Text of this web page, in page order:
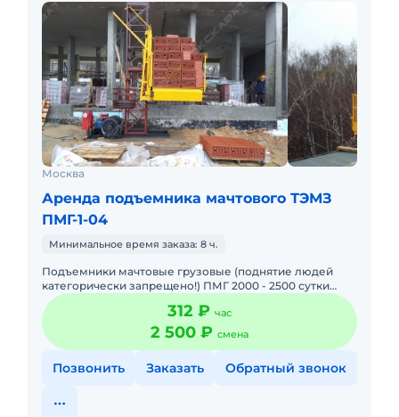
Москва
Аренда подъемника мачтового ТЭМЗ
ПМГ-1-04
Минимальное время заказа: 8 ч.
Подъемники мачтовые грузовые (поднятие людей
категорически запрещено!) ПМГ 2000 - 2500 сутки
Цены с НДС 20% Оформление по договору без залога
и т.п. На длительн
312 ₽ час
2 500 ₽ смена
Позвонить Заказать Обратный звонок